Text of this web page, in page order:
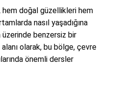
doğal güzellikleri hem
nasıl yaşadığına
benzersiz bir
olarak, bu bölge, çevre
önemli dersler